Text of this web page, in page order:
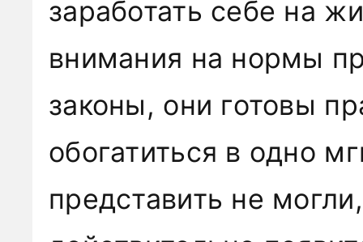
заработать себе на
внимания на нормы
законы, они готовы
обогатиться в одно
представить не